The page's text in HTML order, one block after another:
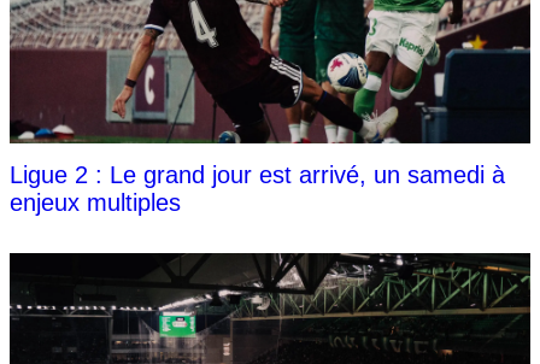
Ligue 2 : Le grand jour est arrivé, un samedi à
enjeux multiples